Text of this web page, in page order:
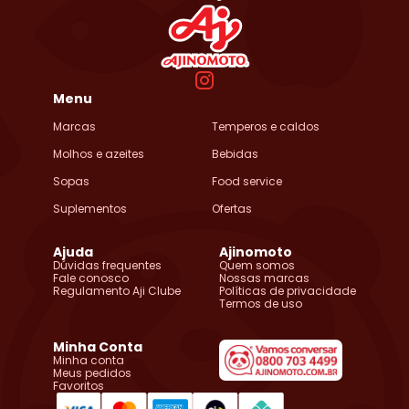
Menu
Marcas
Temperos e caldos
Molhos e azeites
Bebidas
Sopas
Food service
Suplementos
Ofertas
Ajuda
Dúvidas frequentes
Fale conosco
Regulamento Aji Clube
Ajinomoto
Quem somos
Nossas marcas
Políticas de privacidade
Termos de uso
Minha Conta
Minha conta
Meus pedidos
Favoritos